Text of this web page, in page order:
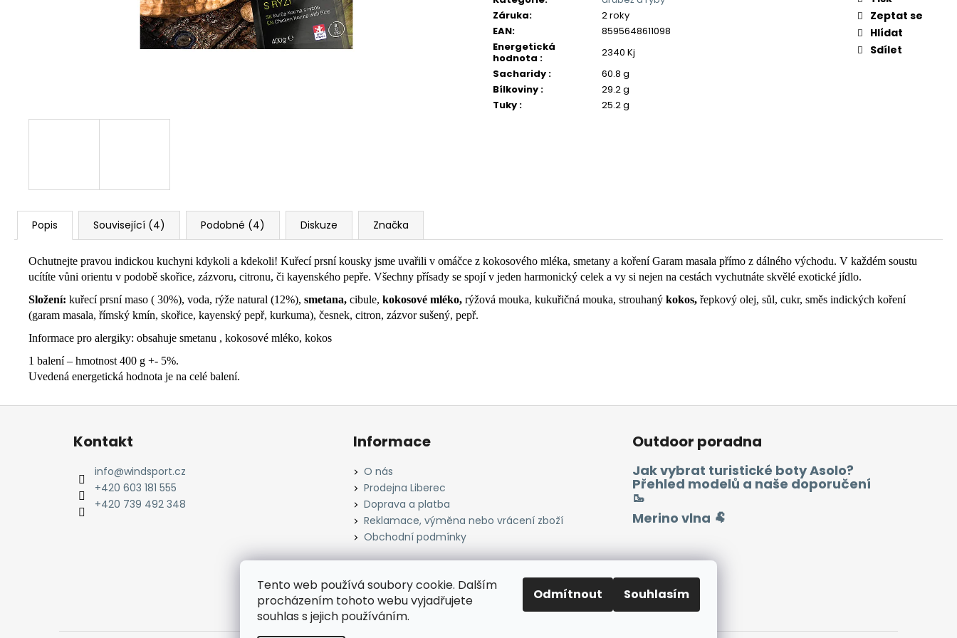
Tento web používá soubory cookie. Dalším
procházením tohoto webu vyjadřujete
souhlas s jejich používáním.
Odmítnout Souhlasím
Záruka:
2 roky
EAN:
8595648611098
Energetická
hodnota :
2340 Kj
Sacharidy :
60.8 g
Bílkoviny :
29.2 g
Tuky : 25.2 g
Zeptat se
Hlídat
Sdílet
Popis Související (4) Podobné (4) Diskuze Značka
Ochutnejte pravou indickou kuchyni kdykoli a kdekoli! Kuřecí prsní kousky jsme uvařili v omáčce z kokosového mléka, smetany a koření Garam masala přímo z dálného východu. V každém soustu
ucítíte vůni orientu v podobě skořice, zázvoru, citronu, či kayenského pepře. Všechny přísady se spojí v jeden harmonický celek a vy si nejen na cestách vychutnáte skvělé exotické jídlo.
Složení: kuřecí prsní maso ( 30%), voda, rýže natural (12%), smetana, cibule, kokosové mléko, rýžová mouka, kukuřičná mouka, strouhaný kokos, řepkový olej, sůl, cukr, směs indických koření
(garam masala, římský kmín, skořice, kayenský pepř, kurkuma), česnek, citron, zázvor sušený, pepř.
Informace pro alergiky: obsahuje smetanu , kokosové mléko, kokos
1 balení – hmotnost 400 g +- 5%.
Uvedená energetická hodnota je na celé balení.
Z
Kontakt
info@windsport.cz
+420 603 181 555
+420 739 492 348
Informace
O nás
Prodejna Liberec
Doprava a platba
Reklamace, výměna nebo vrácení zboží
Obchodní podmínky
Outdoor poradna
Jak vybrat turistické boty Asolo?
Přehled modelů a naše doporučení
🥾
Merino vlna 🐏
Instagram Facebook Heureka.cz Zboží.cz